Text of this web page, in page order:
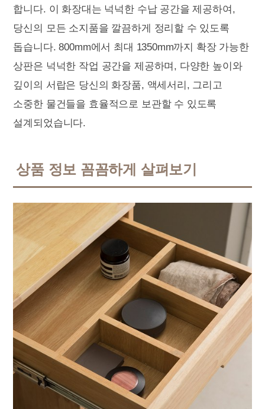
합니다. 이 화장대는 넉넉한 수납 공간을 제공하여,
당신의 모든 소지품을 깔끔하게 정리할 수 있도록
돕습니다. 800mm에서 최대 1350mm까지 확장 가능한
상판은 넉넉한 작업 공간을 제공하며, 다양한 높이와
깊이의 서랍은 당신의 화장품, 액세서리, 그리고
소중한 물건들을 효율적으로 보관할 수 있도록
설계되었습니다.
상품 정보 꼼꼼하게 살펴보기